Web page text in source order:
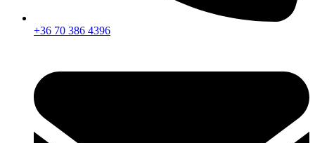
+36 70 386 4396